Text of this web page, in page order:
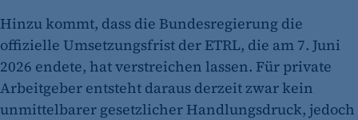
Hinzu kommt, dass die Bundesregierung die
offizielle Umsetzungsfrist der ETRL, die am 7. Juni
2026 endete, hat verstreichen lassen. Für private
Arbeitgeber entsteht daraus derzeit zwar kein
unmittelbarer gesetzlicher Handlungsdruck, jedoch